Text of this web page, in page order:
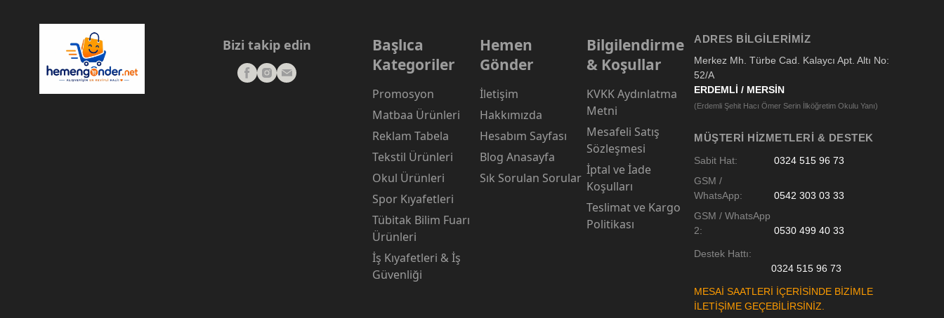
Bizi takip edin
Başlıca
Kategoriler
Promosyon
Matbaa Ürünleri
Reklam Tabela
Tekstil Ürünleri
Okul Ürünleri
Spor Kıyafetleri
Tübitak Bilim Fuarı
Ürünleri
İş Kıyafetleri & İş
Güvenliği
Hemen
Gönder
İletişim
Hakkımızda
Hesabım Sayfası
Blog Anasayfa
Sık Sorulan Sorular
Bilgilendirme
& Koşullar
KVKK Aydınlatma
Metni
Mesafeli Satış
Sözleşmesi
İptal ve İade
Koşulları
Teslimat ve Kargo
Politikası
ADRES BILGILERIMIZ
Merkez Mh. Türbe Cad. Kalaycı Apt. Altı No:
52/A
ERDEMLİ / MERSİN
(Erdemli Şehit Hacı Ömer Serin İlköğretim Okulu Yanı)
MÜŞTERI HIZMETLERI & DESTEK
Sabit Hat:
0324 515 96 73
GSM /
WhatsApp:
0542 303 03 33
GSM / WhatsApp
2:
0530 499 40 33
Destek Hattı:
0324 515 96 73
MESAİ SAATLERİ İÇERİSİNDE BİZİMLE
İLETİŞİME GEÇEBİLİRSİNİZ.